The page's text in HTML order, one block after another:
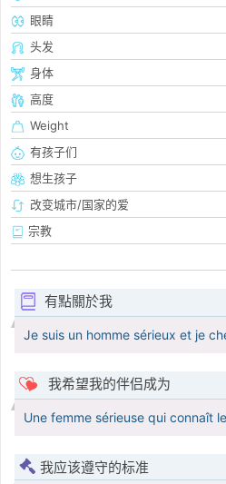
眼睛
头发
身体
高度
Weight
有孩子们
想生孩子
改变城市/国家的爱
宗教
有點關於我
Je suis un homme sérieux et je
我希望我的伴侣成为
Une femme sérieuse qui connaît
我应该遵守的标准